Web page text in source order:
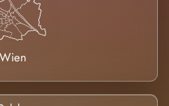
Wien